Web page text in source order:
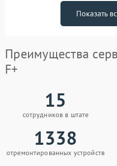
Показать
Преимущества
F+
15
сотрудников в штате
1338
отремонтированных устройств